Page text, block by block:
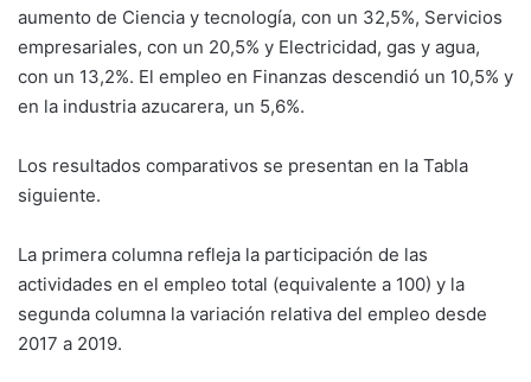
aumento de Ciencia y tecnología, con un 32,5%, Servicios
empresariales, con un 20,5% y Electricidad, gas y agua,
con un 13,2%. El empleo en Finanzas descendió un 10,5% y
en la industria azucarera, un 5,6%.
Los resultados comparativos se presentan en la Tabla
siguiente.
La primera columna refleja la participación de las
actividades en el empleo total (equivalente a 100) y la
segunda columna la variación relativa del empleo desde
2017 a 2019.